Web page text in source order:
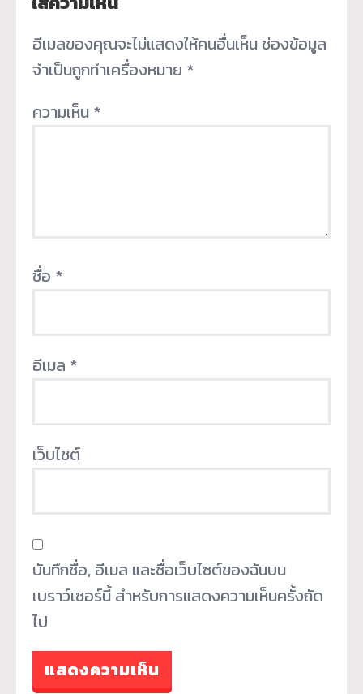
อีเมลของคุณจะไม่แสดงให้คนอื่นเห็น ช่องข้อมูล
จำเป็นถูกทำเครื่องหมาย *
ความเห็น *
ชื่อ *
อีเมล *
เว็บไซต์
บันทึกชื่อ, อีเมล และชื่อเว็บไซต์ของฉันบน
เบราว์เซอร์นี้ สำหรับการแสดงความเห็นครั้งถัด
ไป